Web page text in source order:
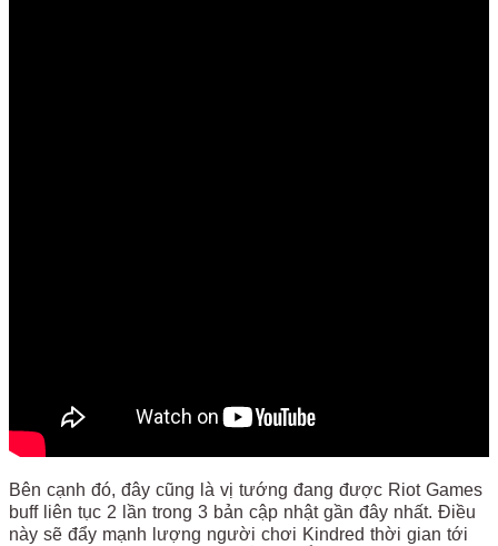
Bên cạnh đó, đây cũng là vị tướng đang được Riot Games
buff liên tục 2 lần trong 3 bản cập nhật gần đây nhất. Điều
này sẽ đẩy mạnh lượng người chơi Kindred thời gian tới